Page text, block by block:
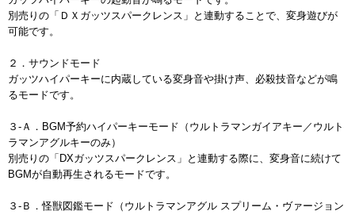
別売りの「ＤＸガッツスパークレンス」と連動することで、変身遊びが
可能です。
２．サウンドモード
ガッツハイパーキーに内蔵している変身音や掛け声、必殺技音などが鳴
るモードです。
３-Ａ．BGM予約ハイパーキーモード（ウルトラマンガイアキー／ウルト
ラマンアグルキーのみ）
別売りの「DXガッツスパークレンス」と連動する際に、変身音に続けて
BGMが自動再生されるモードです。
３-Ｂ．怪獣図鑑モード（ウルトラマンアグル スプリーム・ヴァージョン